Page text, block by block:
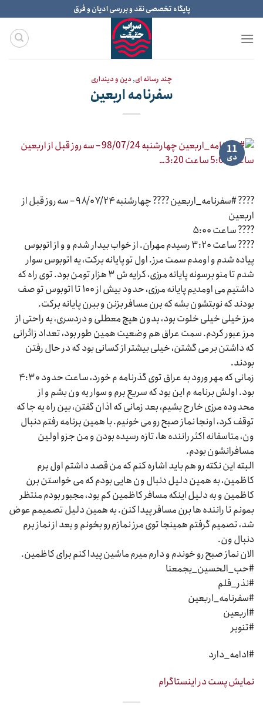
to
content
پایگاه تخصصی نقد و بررسی ادیان و فرق
چند رسانه ای,دین و دینداری
سفرنامه اربعین
11
دی
???? #سفرنامه_اربعین ???? چهارشنبه ۹۸/۰۷/۲۴ – سه روز قبل از
اربعین
???? ساعت ۵:۰۰
???? ساعت ۳:۲۰ رسیدم مهران. از خواب بیدار شدم و و از اتوبوس
پیاده شدم و اومدم سمت مرز. اول تو پایانه برکت، یه اتوبوس سوار
شدم تا منو برسونه پایانه مرزی، کرایه ش ۳ هزار تومن بود. توی راه که
داشتیم می اومدیم پایانه مرزی، حدود بیش از ۱۰۰ تا اتوبوس تو صف
بودند که نوبتشون بشه که برن مسافر بزنن و ببرن پایانه برکت.
مرز خیلی خیلی خلوت بود، بدون هیچ معطلی و دردسری، به راحتی از
مرز عبور کردم. سمت عراق هم وضعیت همین طور بود، تعداد زائرانی
که داشتن بر می گشتن، خیلی بیشتر از کسانی بود که در حال رفتن
بودند.
زمانی که مهر ورود به عراق توی گذرنامه م خورد، ساعت حدود ۴:۳۰
بود. اولش برنامه م این بود که سریع برم و سوار یه ون بشم و از
محدوده مرزی خارج بشیم، بعد زمانی که اذان گفتن، بین راه یه جا که
توقف کرد، اونجا نماز صبح رو می خونیم. با همین برنامه رفتم دنبال
ون، متاسفانه اکثر راننده ها، تازه رسیده بودن و من جزو اولین
مسافرانشون بودم.
البته این نکته رو هم باید اشاره کنم که من قصد داشتم اول برم
کاظمین، به همین دلیل دنبال ون هایی بودم که می خواستن برن
کاظمین و به دلیل اینکه مسافر کاظمین کم بود، مجبور بودم منتظر
بمونم تا راننده ها برن مسافر پیدا کنن. به همین دلیل تصمیمم عوض
شد، تصمیم گرفتم همینجا توی مرز نمازم رو بخونم و بعد از نماز برم
دنبال ون.
الان نماز صبح رو خوندم و دارم میرم ماشین پیدا کنم برای کاظمین.
#حب_الحسین_یجمعنا
#نذر_قلم
#سفرنامه_اربعین
#اربعین
#تنویر
#ادامه_دارد
نمایش پست در اینستاگرام